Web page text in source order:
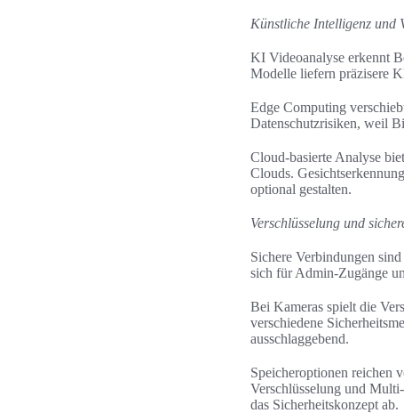
Künstliche Intelligenz und
KI Videoanalyse erkennt
Modelle liefern präzisere
Edge Computing
Datenschutzrisiken, weil
Cloud-basierte Analyse
Clouds.
optional gestalten.
Verschlüsselung und
Sichere Verbindungen
sich für Admin-Zugänge
Bei Kameras spielt die
verschiedene
ausschlaggebend.
Speicheroptionen reichen
Verschlüsselung und
das Sicherheitskonzept ab.